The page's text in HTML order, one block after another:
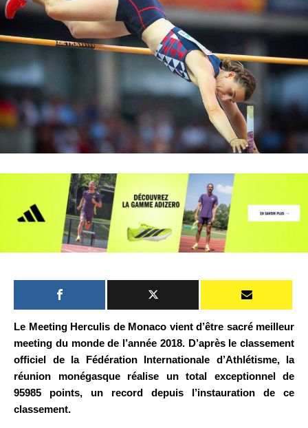
Le Meeting Herculis de Monaco vient d’être sacré meilleur
meeting du monde de l’année 2018. D’après le classement
officiel de la Fédération Internationale d’Athlétisme, la
réunion monégasque réalise un total exceptionnel de
95985 points, un record depuis l’instauration de ce
classement.